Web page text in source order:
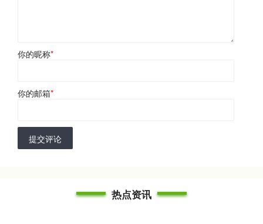
你的昵称*
你的邮箱*
提交评论
热点资讯